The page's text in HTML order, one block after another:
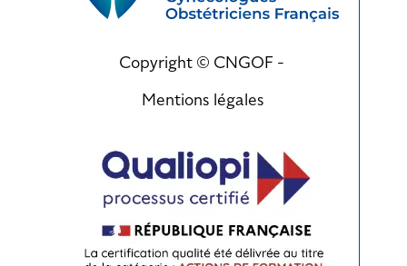
Copyright © CNGOF -
Mentions légales